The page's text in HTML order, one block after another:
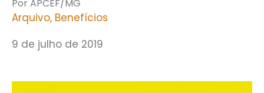
Por APCEF/MG
Arquivo, Benefícios
9 de julho de 2019